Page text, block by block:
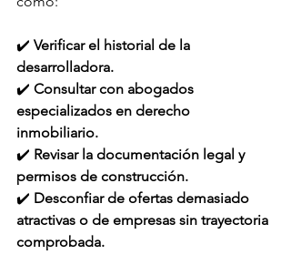
✔️ Verificar el historial de la
desarrolladora.
✔️ Consultar con abogados
especializados en derecho
inmobiliario.
✔️ Revisar la documentación legal y
permisos de construcción.
✔️ Desconfiar de ofertas demasiado
atractivas o de empresas sin trayectoria
comprobada.